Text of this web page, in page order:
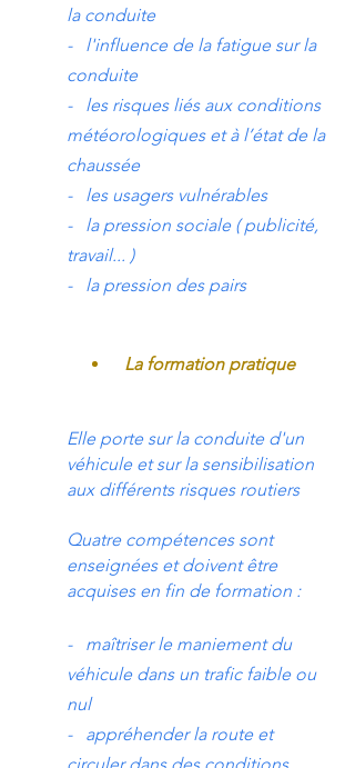
la conduite
- l'influence de la fatigue sur la
conduite
- les risques liés aux conditions
météorologiques et à l’état de la
chaussée
- les usagers vulnérables
- la pression sociale ( publicité,
travail... )
- la pression des pairs
La formation pratique
Elle porte sur la conduite d'un
véhicule et sur la sensibilisation
aux différents risques routiers
Quatre compétences sont
enseignées et doivent être
acquises en fin de formation :
- maîtriser le maniement du
véhicule dans un trafic faible ou
nul
- appréhender la route et